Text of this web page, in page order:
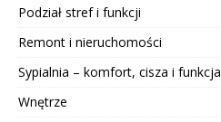
Podział stref i funkcji
Remont i nieruchomości
Sypialnia – komfort, cisza i funkcja
Wnętrze